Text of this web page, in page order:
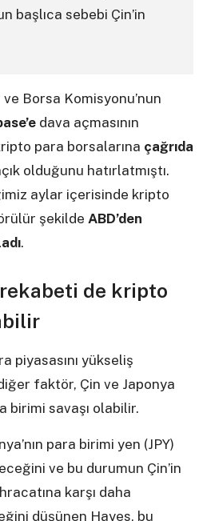
başlıca sebebi Çin’in
Borsa Komisyonu’nun
dava açmasının
para borsalarına çağrıda
olduğunu hatırlatmıştı.
aylar içerisinde kripto
şekilde ABD’den
.
de kripto
piyasasını yükseliş
faktör, Çin ve Japonya
birimi savaşı olabilir.
para birimi yen (JPY)
ve bu durumun Çin’in
karşı daha
düşünen Hayes, bu